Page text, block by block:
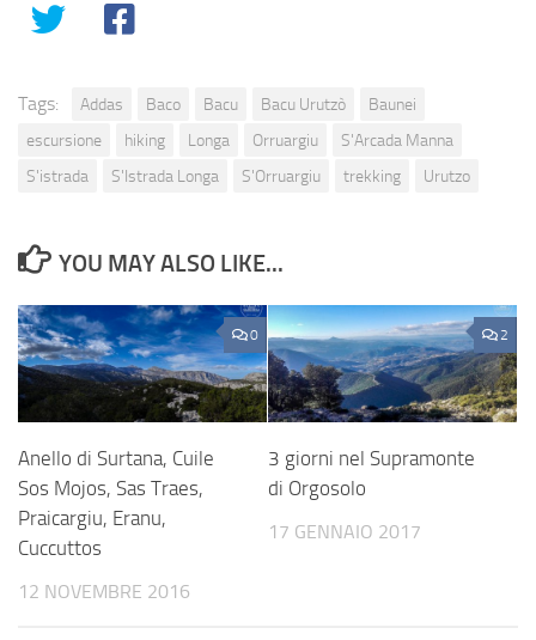
Tags: Addas Baco Bacu Bacu Urutzò
Baunei
escursione
hiking Longa Orruargiu
S'Arcada Manna
S'istrada
S'Istrada Longa S'Orruargiu trekking Urutzo
YOU MAY ALSO LIKE...
0
Anello di Surtana, Cuile
Sos Mojos, Sas Traes,
Praicargiu, Eranu,
Cuccuttos
12 NOVEMBRE 2016
2
3 giorni nel Supramonte
di Orgosolo
17 GENNAIO 2017